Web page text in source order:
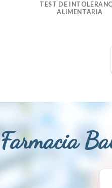
TEST DE
ALIMENTARIA
Farmacia